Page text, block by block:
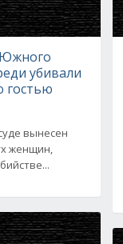
убивали
гостью
вынесен
женщин,